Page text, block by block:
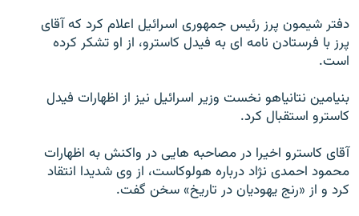
English
به ما بپیوندید
زبان‌های دیگر
دفتر شيمون پرز رئيس جمهوری اسرائيل اعلام کرد که آقای
پرز با فرستادن نامه ای به فيدل کاسترو، از او تشکر کرده
است.
بنيامين نتانياهو نخست وزير اسرائيل نيز از اظهارات فيدل
کاسترو استقبال کرد.
آقای کاسترو اخيرا در مصاحبه هايی در واکنش به اظهارات
محمود احمدی نژاد درباره هولوکاست، از وی شديدا انتقاد
کرد و از «رنج يهوديان در تاريخ» سخن گفت.